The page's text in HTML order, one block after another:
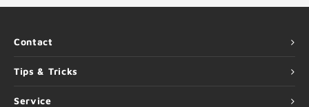
Contact
Tips & Tricks
Service